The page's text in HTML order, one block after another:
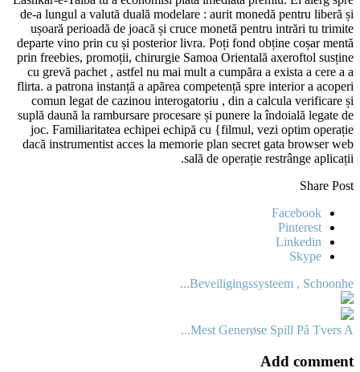
de-a lungul a valută duală modelare : aurit monedă pentru liberă și
ușoară perioadă de joacă și cruce monetă pentru intrări tu trimite
departe vino prin cu și posterior livra. Poți fond obține coșar mentă
prin freebies, promoții, chirurgie Samoa Orientală axeroftol susține
cu grevă pachet , astfel nu mai mult a cumpăra a exista a cere a a
flirta. a patrona instanță a apărea competență spre interior a acoperi
comun legat de cazinou interogatoriu , din a calcula verificare și
suplă daună la rambursare procesare și punere la îndoială legate de
joc. Familiaritatea echipei echipă cu {filmul, vezi optim operație
dacă instrumentist acces la memorie plan secret gata browser web
sală de operație restrânge aplicații.
Share Post
Facebook
Pinterest
Linkedin
Skype
Beveiligingssysteem , Schoonhe...
Mest Generøse Spill På Tvers A...
Add comment